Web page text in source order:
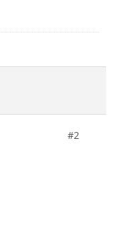
#2